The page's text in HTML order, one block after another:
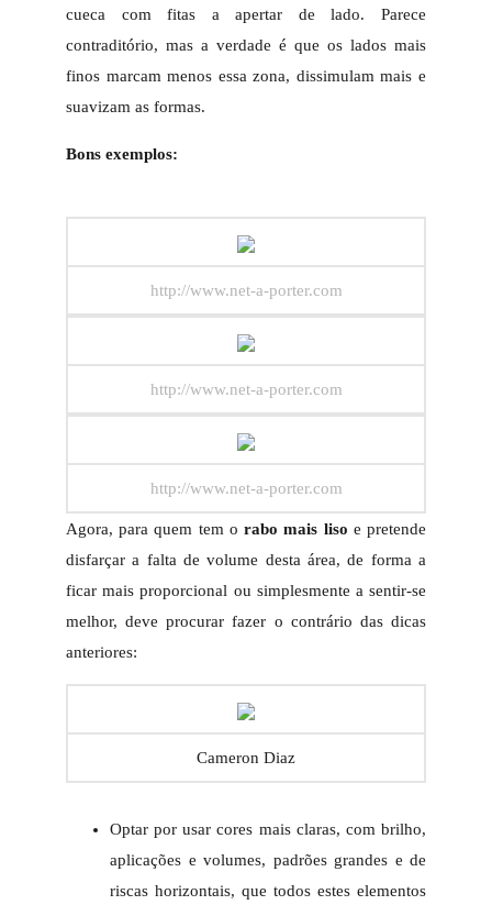
cueca com fitas a apertar de lado. Parece
contraditório, mas a verdade é que os lados mais
finos marcam menos essa zona, dissimulam mais e
suavizam as formas.
Bons exemplos:
http://www.net-a-porter.com
http://www.net-a-porter.com
http://www.net-a-porter.com
Agora, para quem tem orabo mais liso e pretende
disfarçar a falta de volume desta área, de forma a
ficar mais proporcional ou simplesmente a sentir-se
melhor, deve procurar fazer o contrário das dicas
anteriores:
Cameron Diaz
Optar por usar cores mais claras, com brilho,
aplicações e volumes, padrões grandes e de
riscas horizontais, que todos estes elementos